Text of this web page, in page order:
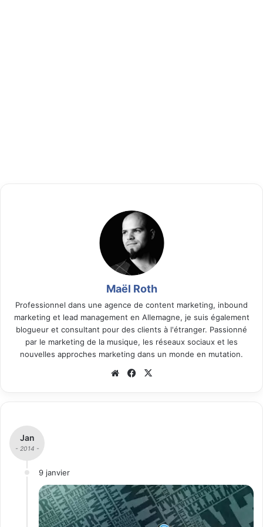
Maël Roth
Professionnel dans une agence de content marketing, inbound
marketing et lead management en Allemagne, je suis également
blogueur et consultant pour des clients à l'étranger. Passionné
par le marketing de la musique, les réseaux sociaux et les
nouvelles approches marketing dans un monde en mutation.
We
Fa
Jan
- 2014 -
9 janvier